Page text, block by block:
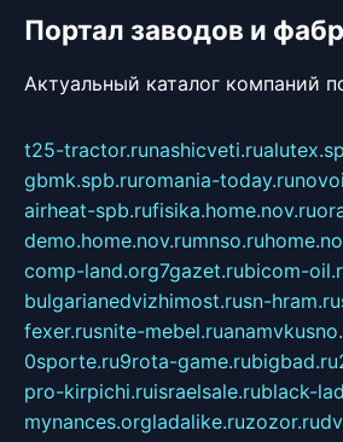
Портал заводов и
Актуальный каталог компаний
t25-tractor.runashicveti.ru
gbmk.spb.ruromania-today.ru
airheat-spb.rufisika.home.nov.ru
demo.home.nov.rumnso.ru
comp-land.org7gazet.rubicom-
bulgarianedvizhimost.rusn-hram.ru
fexer.rusnite-mebel.ru
0sporte.ru9rota-game.rubigbad.ru
pro-kirpichi.ruisraelsale.rublack-
mynances.orgladalike.ruzozor.ru